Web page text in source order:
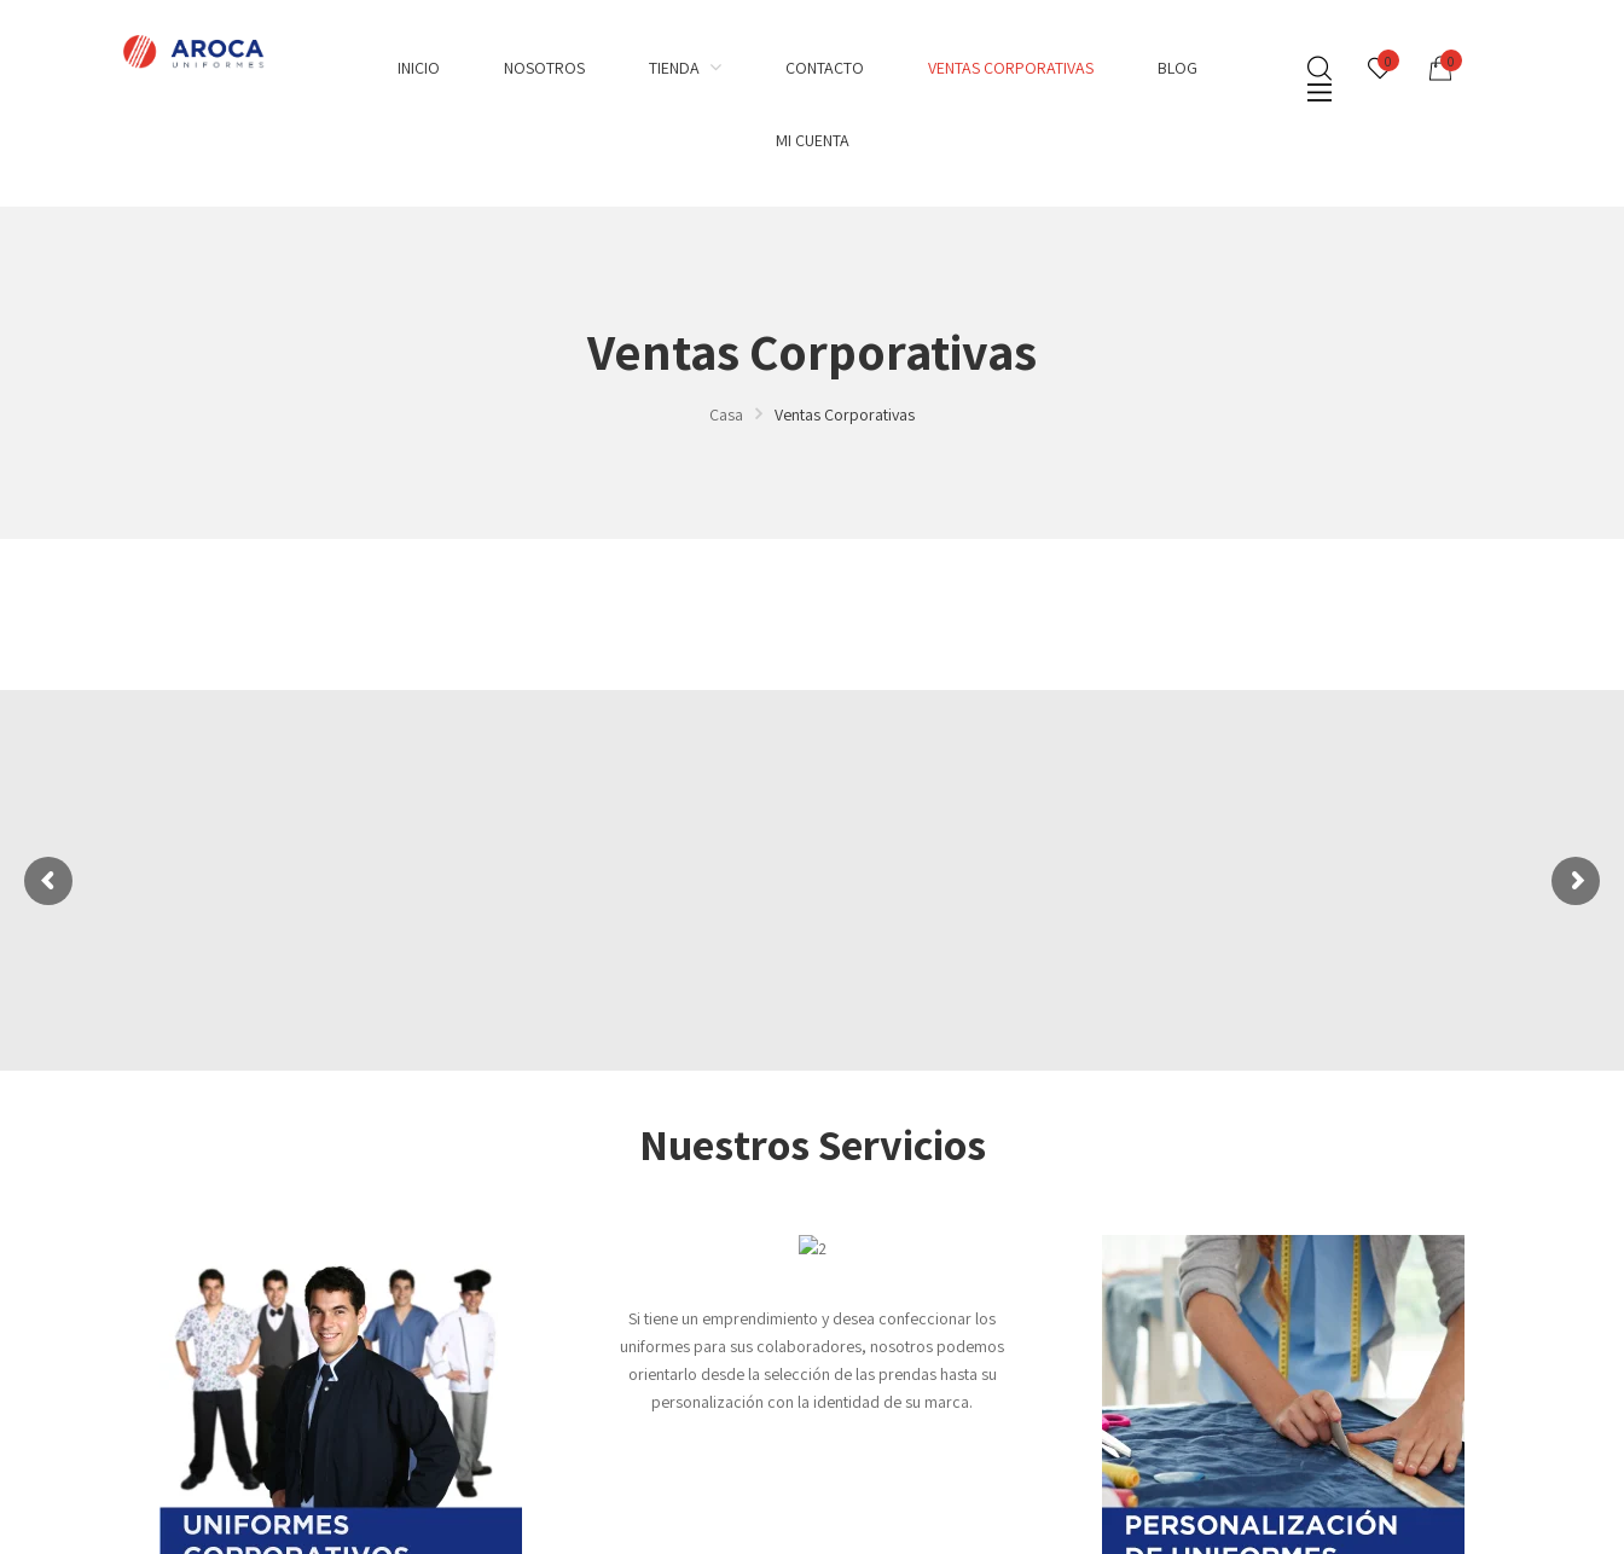
INICIO NOSOTROS TIENDA CONTACTO VENTAS CORPORATIVAS BLOG
MI CUENTA
0 0
Ventas Corporativas
Casa Ventas Corporativas
Nuestros Servicios
Si tiene un emprendimiento y desea confeccionar los
uniformes para sus colaboradores, nosotros podemos
orientarlo desde la selección de las prendas hasta su
personalización con la identidad de su marca.